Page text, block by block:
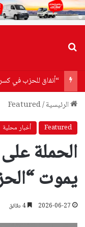
الرئيسية/
Featured
Featured أخبار محلية
الحملة
يموت
2026-06-27